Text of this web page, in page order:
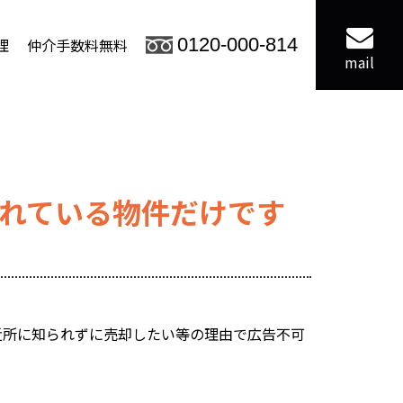
仲介手数料無料 0120-000-814
mail
ている物件だけです
に知られずに売却したい等の理由で広告不可